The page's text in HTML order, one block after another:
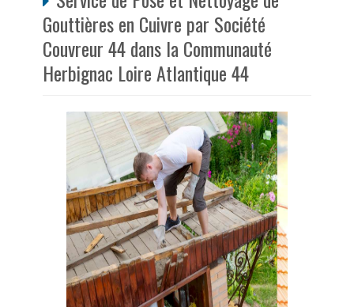
Gouttières en Cuivre par Société
Couvreur 44 dans la Communauté
Herbignac Loire Atlantique 44